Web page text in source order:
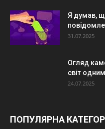
Я думав,
31.07.2025
Огляд
світ
24.07.2025
ПОПУЛЯРНА